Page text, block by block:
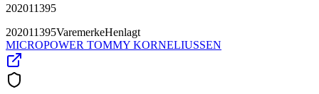
202011395
202011395VaremerkeHenlagt
MICROPOWER TOMMY KORNELIUSSEN